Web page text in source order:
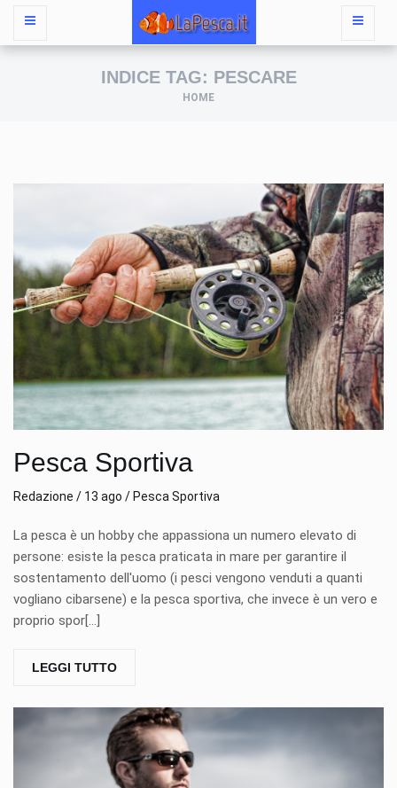
INDICE TAG: PESCARE
HOME
Pesca Sportiva
Redazione / 13 ago / Pesca Sportiva
La pesca è un hobby che appassiona un numero elevato di
persone: esiste la pesca praticata in mare per garantire il
sostentamento dell'uomo (i pesci vengono venduti a quanti
vogliano cibarsene) e la pesca sportiva, che invece è un vero e
proprio spor[...]
LEGGI TUTTO